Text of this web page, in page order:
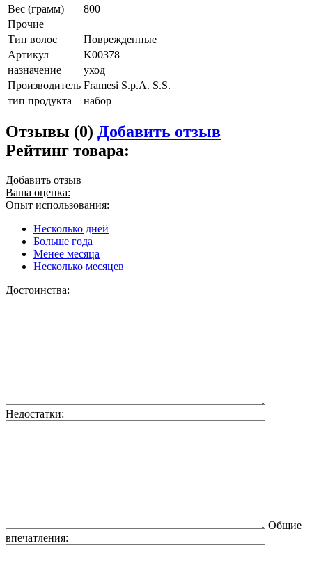
Вес (грамм)
800
Прочие
Тип волос
Поврежденные
Артикул
K00378
назначение
уход
Производитель Framesi S.p.A. S.S.
тип продукта
набор
Отзывы (0) Добавить отзыв
Рейтинг товара:
Добавить отзыв
Ваша оценка:
Опыт использования:
Несколько дней
Больше года
Менее месяца
Несколько месяцев
Достоинства:
Недостатки:
Общие
впечатления: